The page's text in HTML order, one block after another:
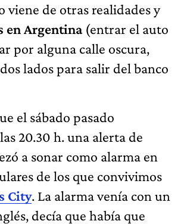
viene de otras realidades y
enArgentina (entrar el auto
por alguna calle oscura,
lados para salir del banco
el sábado pasado
20.30 h. una alerta de
a sonar como alarma en
de los que convivimos
City. La alarma venía con un
decía que había que